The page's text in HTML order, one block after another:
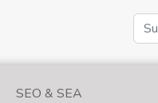
SEO & SEA